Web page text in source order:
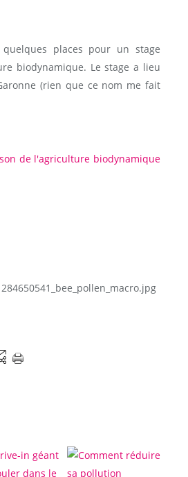
places pour un stage
biodynamique. Le stage a lieu
(rien que ce nom me fait
de l'agriculture biodynamique